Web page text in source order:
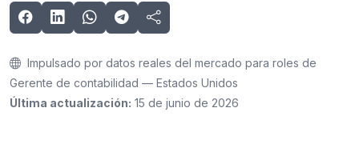
Impulsado por datos reales del mercado para roles de
Gerente de contabilidad — Estados Unidos
Última actualización: 15 de junio de 2026